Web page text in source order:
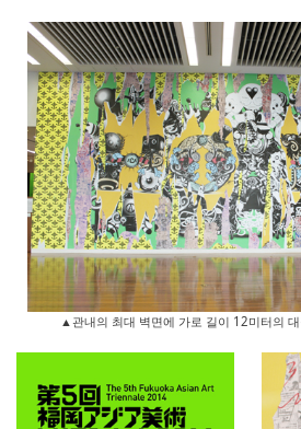
▲관내의 최대 벽면에 가로 길이 12미터의